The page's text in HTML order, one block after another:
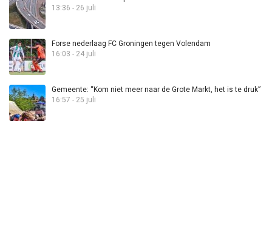
13:36 - 26 juli
Forse nederlaag FC Groningen tegen Volendam
16:03 - 24 juli
Gemeente: “Kom niet meer naar de Grote Markt, het is te druk”
16:57 - 25 juli